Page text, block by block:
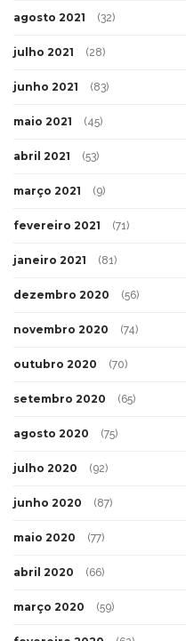
agosto 2021 (32)
julho 2021 (28)
junho 2021 (83)
maio 2021 (45)
abril 2021 (53)
março 2021 (9)
fevereiro 2021 (71)
janeiro 2021 (81)
dezembro 2020 (56)
novembro 2020 (74)
outubro 2020 (70)
setembro 2020 (65)
agosto 2020 (75)
julho 2020 (92)
junho 2020 (87)
maio 2020 (77)
abril 2020 (66)
março 2020 (59)